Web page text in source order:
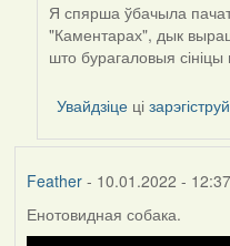
In
reply
to
Peregrinus
Я спярша ўбачыла
"Каментарах", дык
што бурагаловыя сініцы
Увайдзіце ці
Feather- 10.01.2022 - 12:37
Енотовидная собака.